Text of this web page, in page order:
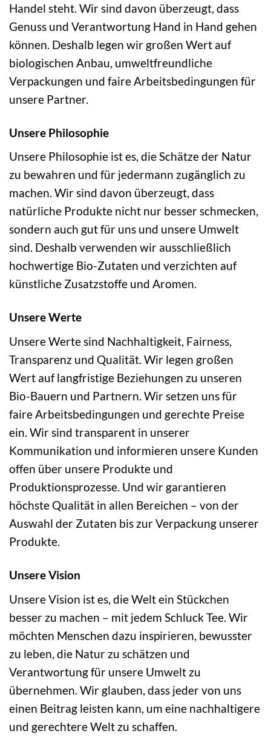
Handel steht. Wir sind davon überzeugt, dass
Genuss und Verantwortung Hand in Hand gehen
können. Deshalb legen wir großen Wert auf
biologischen Anbau, umweltfreundliche
Verpackungen und faire Arbeitsbedingungen für
unsere Partner.
Unsere Philosophie
Unsere Philosophie ist es, die Schätze der Natur
zu bewahren und für jedermann zugänglich zu
machen. Wir sind davon überzeugt, dass
natürliche Produkte nicht nur besser schmecken,
sondern auch gut für uns und unsere Umwelt
sind. Deshalb verwenden wir ausschließlich
hochwertige Bio-Zutaten und verzichten auf
künstliche Zusatzstoffe und Aromen.
Unsere Werte
Unsere Werte sind Nachhaltigkeit, Fairness,
Transparenz und Qualität. Wir legen großen
Wert auf langfristige Beziehungen zu unseren
Bio-Bauern und Partnern. Wir setzen uns für
faire Arbeitsbedingungen und gerechte Preise
ein. Wir sind transparent in unserer
Kommunikation und informieren unsere Kunden
offen über unsere Produkte und
Produktionsprozesse. Und wir garantieren
höchste Qualität in allen Bereichen – von der
Auswahl der Zutaten bis zur Verpackung unserer
Produkte.
Unsere Vision
Unsere Vision ist es, die Welt ein Stückchen
besser zu machen – mit jedem Schluck Tee. Wir
möchten Menschen dazu inspirieren, bewusster
zu leben, die Natur zu schätzen und
Verantwortung für unsere Umwelt zu
übernehmen. Wir glauben, dass jeder von uns
einen Beitrag leisten kann, um eine nachhaltigere
und gerechtere Welt zu schaffen.